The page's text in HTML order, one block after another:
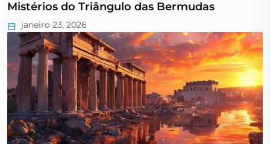
Mistérios do Triângulo das Bermudas
janeiro 23, 2026